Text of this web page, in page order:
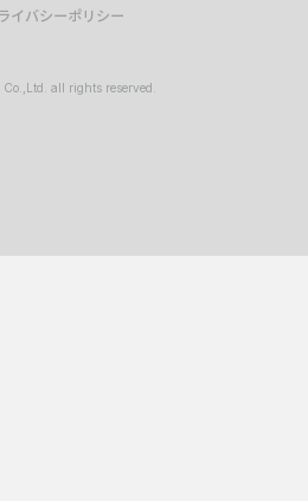
イバシーポリシー
all rights reserved.